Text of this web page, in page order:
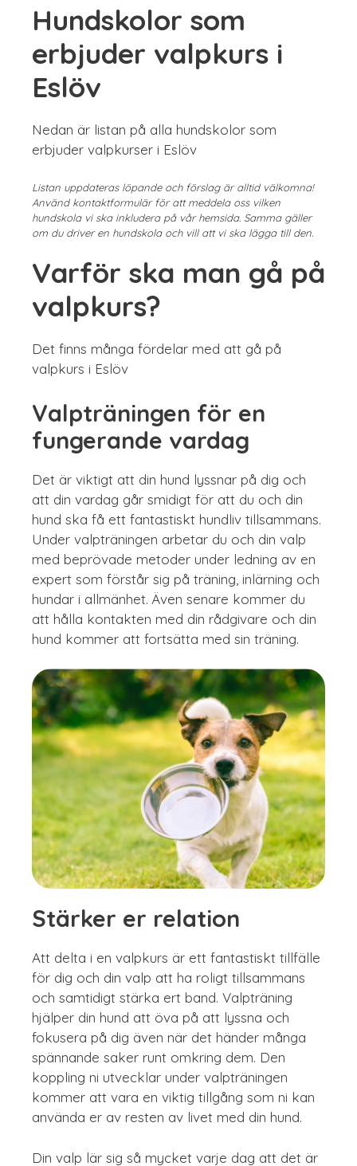
Hundskolor som
erbjuder valpkurs i
Eslöv
Nedan är listan på alla hundskolor som
erbjuder valpkurser i Eslöv
Listan uppdateras löpande och förslag är alltid välkomna!
Använd kontaktformulär för att meddela oss vilken
hundskola vi ska inkludera på vår hemsida. Samma gäller
om du driver en hundskola och vill att vi ska lägga till den.
Varför ska man gå på
valpkurs?
Det finns många fördelar med att gå på
valpkurs i Eslöv
Valpträningen för en
fungerande vardag
Det är viktigt att din hund lyssnar på dig och
att din vardag går smidigt för att du och din
hund ska få ett fantastiskt hundliv tillsammans.
Under valpträningen arbetar du och din valp
med beprövade metoder under ledning av en
expert som förstår sig på träning, inlärning och
hundar i allmänhet. Även senare kommer du
att hålla kontakten med din rådgivare och din
hund kommer att fortsätta med sin träning.
Stärker er relation
Att delta i en valpkurs är ett fantastiskt tillfälle
för dig och din valp att ha roligt tillsammans
och samtidigt stärka ert band. Valpträning
hjälper din hund att öva på att lyssna och
fokusera på dig även när det händer många
spännande saker runt omkring dem. Den
koppling ni utvecklar under valpträningen
kommer att vara en viktig tillgång som ni kan
använda er av resten av livet med din hund.
Din valp lär sig så mycket varje dag att det är